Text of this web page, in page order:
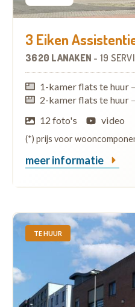
3 Eiken
3620 LANAKEN - 19
1-kamer flats te huur
2-kamer flats te huur
12 foto's video
(*) prijs voor
meer informatie
TE HUUR